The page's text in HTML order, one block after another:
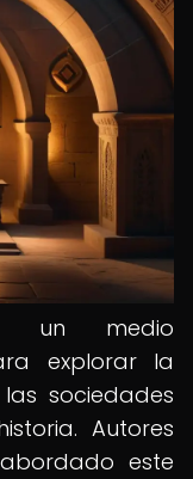
un medio
explorar la
sociedades
Autores
este